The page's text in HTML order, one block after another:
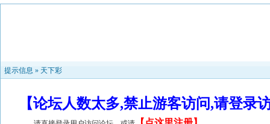
提示信息 » 天下彩
【论坛人数太多,禁止游客访问,请登